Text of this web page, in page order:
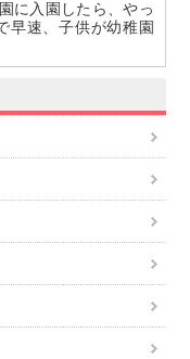
に入園したら、やっ
早速、子供が幼稚園